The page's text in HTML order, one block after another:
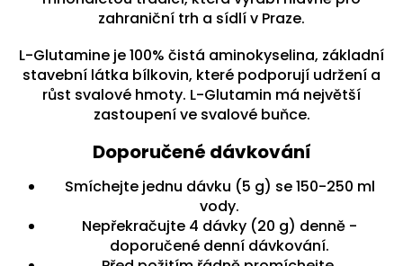
zahraniční trh a sídlí v Praze.
L-Glutamine je 100% čistá aminokyselina, základní
stavební látka bílkovin, které podporují udržení a
růst svalové hmoty. L-Glutamin má největší
zastoupení ve svalové buňce.
Doporučené dávkování
Smíchejte jednu dávku (5 g) se 150-250 ml
vody.
Nepřekračujte 4 dávky (20 g) denně -
doporučené denní dávkování.